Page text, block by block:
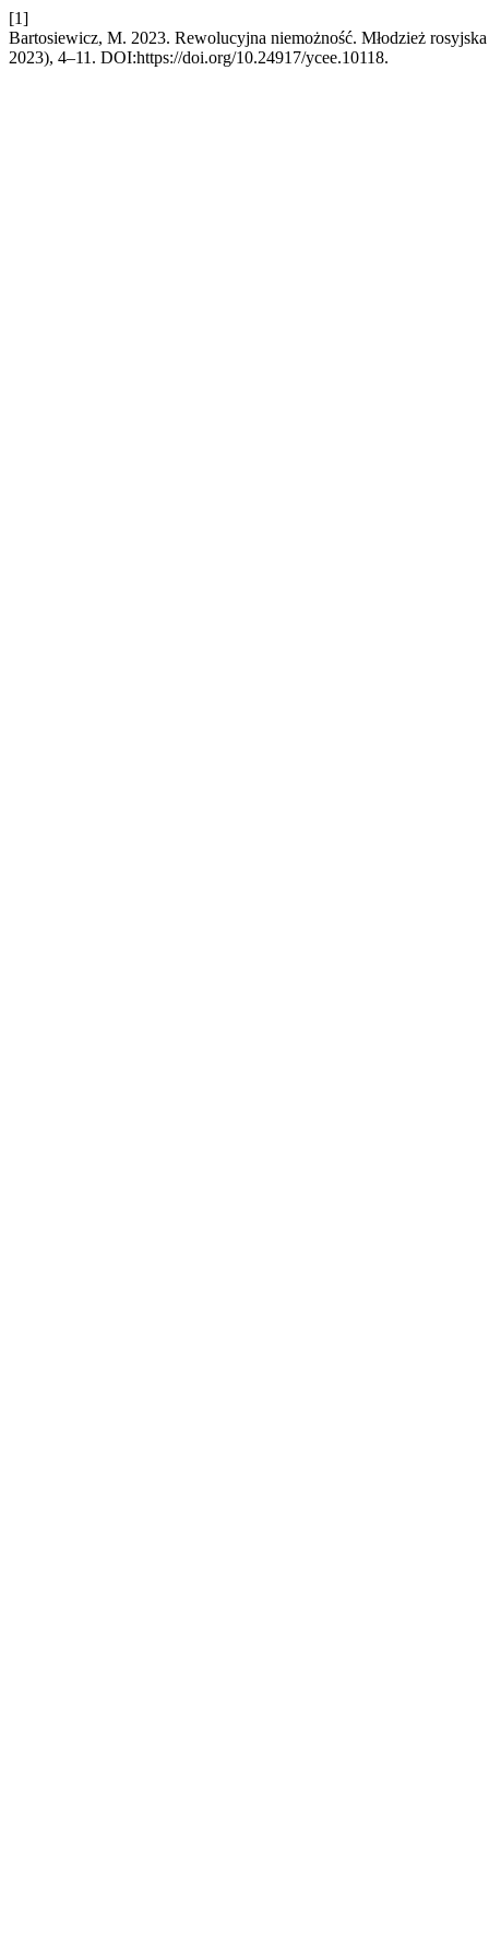
[1]
Bartosiewicz, M. 2023. Rewolucyjna niemożność. Młodzież
2023), 4–11. DOI:https://doi.org/10.24917/ycee.10118.